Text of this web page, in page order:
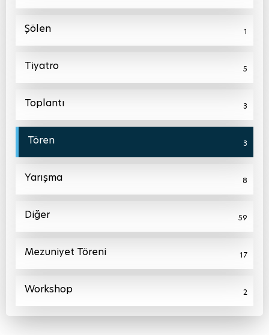
Şölen 1
Tiyatro 5
Toplantı 3
Tören 3
Yarışma 8
Diğer 59
Mezuniyet Töreni 17
Workshop 2